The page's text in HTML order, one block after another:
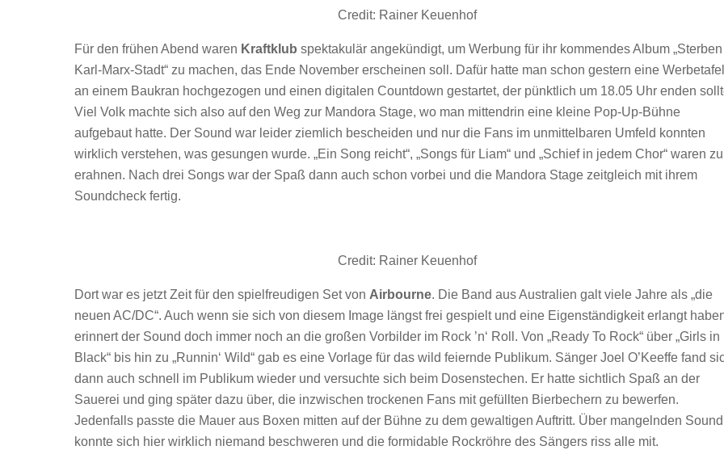
Credit: Rainer Keuenhof
Für den frühen Abend waren Kraftklub spektakulär angekündigt, um Werbung für ihr kommendes Album
Karl-Marx-Stadt“ zu machen, das Ende November erscheinen soll. Dafür hatte man schon gestern eine Werbetafel
an einem Baukran hochgezogen und einen digitalen Countdown gestartet, der pünktlich um 18.05 Uhr enden
Viel Volk machte sich also auf den Weg zur Mandora Stage, wo man mittendrin eine kleine Pop-Up-Bühne
aufgebaut hatte. Der Sound war leider ziemlich bescheiden und nur die Fans im unmittelbaren Umfeld konnten
wirklich verstehen, was gesungen wurde. „Ein Song reicht“, „Songs für Liam“ und „Schief in jedem Chor“ waren zu
erahnen. Nach drei Songs war der Spaß dann auch schon vorbei und die Mandora Stage zeitgleich mit ihrem
Soundcheck fertig.
Credit: Rainer Keuenhof
Dort war es jetzt Zeit für den spielfreudigen Set von Airbourne. Die Band aus Australien galt viele Jahre als „die
neuen AC/DC“. Auch wenn sie sich von diesem Image längst frei gespielt und eine Eigenständigkeit erlangt
erinnert der Sound doch immer noch an die großen Vorbilder im Rock ’n‘ Roll. Von „Ready To Rock“ über „Girls in
Black“ bis hin zu „Runnin‘ Wild“ gab es eine Vorlage für das wild feiernde Publikum. Sänger Joel O’Keeffe fand
dann auch schnell im Publikum wieder und versuchte sich beim Dosenstechen. Er hatte sichtlich Spaß an der
Sauerei und ging später dazu über, die inzwischen trockenen Fans mit gefüllten Bierbechern zu bewerfen.
Jedenfalls passte die Mauer aus Boxen mitten auf der Bühne zu dem gewaltigen Auftritt. Über mangelnden Sound
konnte sich hier wirklich niemand beschweren und die formidable Rockröhre des Sängers riss alle mit.